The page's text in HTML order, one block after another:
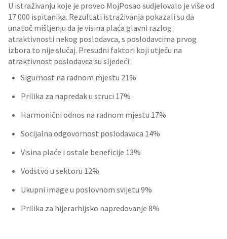
U istraživanju koje je proveo MojPosao sudjelovalo je više od
17.000 ispitanika. Rezultati istraživanja pokazali su da
unatoč mišljenju da je visina plaća glavni razlog
atraktivnosti nekog poslodavca, s poslodavcima prvog
izbora to nije slučaj. Presudni faktori koji utječu na
atraktivnost poslodavca su sljedeći:
Sigurnost na radnom mjestu 21%
Prilika za napredak u struci 17%
Harmonični odnos na radnom mjestu 17%
Socijalna odgovornost poslodavaca 14%
Visina plaće i ostale beneficije 13%
Vodstvo u sektoru 12%
Ukupni image u poslovnom svijetu 9%
Prilika za hijerarhijsko napredovanje 8%